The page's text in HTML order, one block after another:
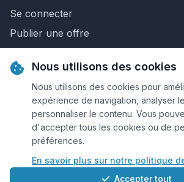
Se connecter
Publier une offre
Nous contacter
© 2026 Keejob.com. Tous droits
Conditions et règlement
Cookies
Nous utilisons des cookies
Nous utilisons des cookies pour
expérience de navigation, analyser
personnaliser le contenu. Vous
d'accepter tous les cookies ou de
préférences.
En savoir plus sur notre politique
Accepter tout